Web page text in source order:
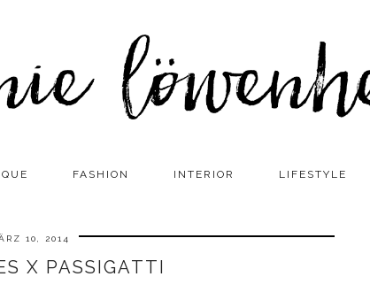
FASHION INTERIOR LIFESTYLE
10, 2014
X PASSIGATTI